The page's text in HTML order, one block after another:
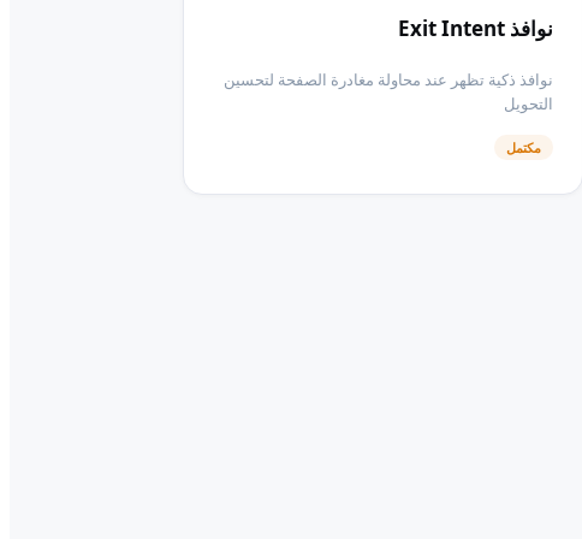
نوافذ Exit Intent
نوافذ ذكية تظهر عند محاولة مغادرة الصفحة لتحسين
التحويل
مكتمل